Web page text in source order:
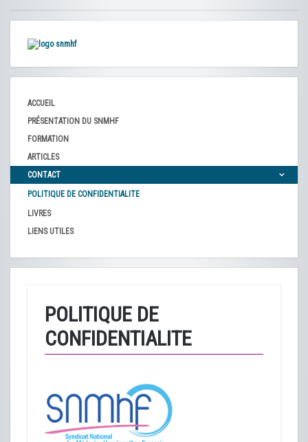
ACCUEIL
PRÉSENTATION DU SNMHF
FORMATION
ARTICLES
CONTACT
POLITIQUE DE CONFIDENTIALITE
LIVRES
LIENS UTILES
POLITIQUE DE
CONFIDENTIALITE